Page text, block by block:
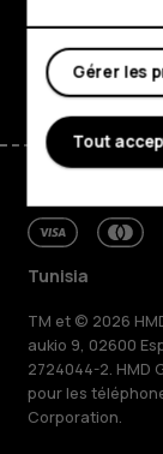
Facebook
Tunisia
TM et © 2026
aukio 9, 02600
2724044-2. HMD
pour les
Corporation.
Gérer les
Tout